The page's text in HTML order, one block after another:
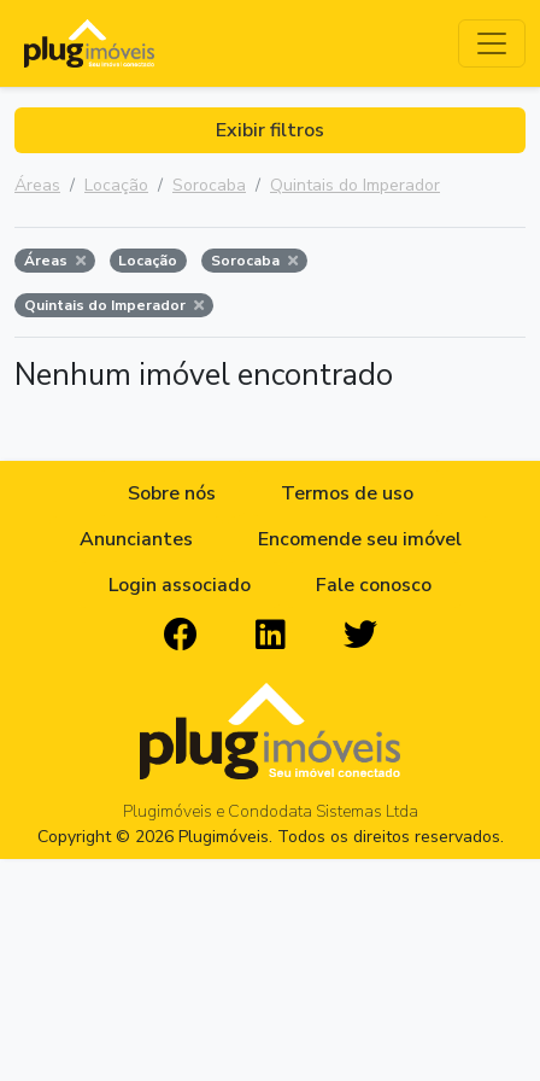
Exibir filtros
Áreas Locação Sorocaba Quintais do Imperador
Áreas Locação Sorocaba
Quintais do Imperador
Nenhum imóvel encontrado
Sobre nós
Termos de uso
Anunciantes
Encomende seu imóvel
Login associado
Fale conosco
Plugimóveis e Condodata Sistemas Ltda
Copyright © 2026 Plugimóveis. Todos os direitos reservados.